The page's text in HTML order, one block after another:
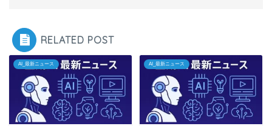
RELATED POST
AI_最新ニュース AI_最新ニュース